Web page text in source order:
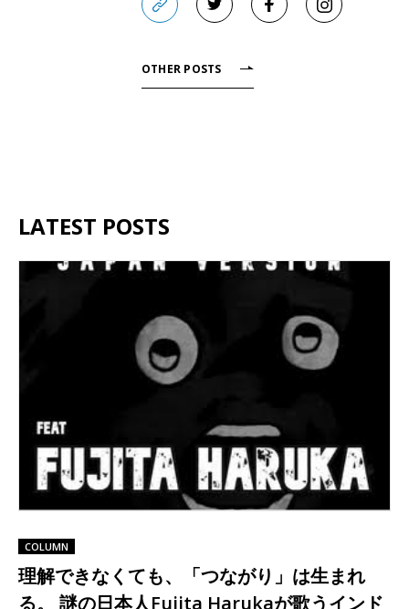
OTHER POSTS
LATEST POSTS
COLUMN
理解できなくても、「つながり」は生まれ
る。 謎の日本人Fujita Harukaが歌うインド